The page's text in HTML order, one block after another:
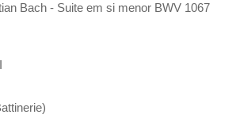
Bach - Suite em si menor BWV 1067